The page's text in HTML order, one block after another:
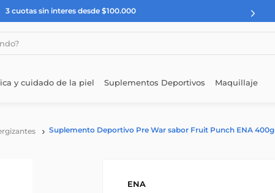
3 cuotas sin interes desde $100.000
y cuidado de la piel Suplementos Deportivos Maquillaje
Suplemento Deportivo Pre War sabor Fruit Punch ENA 400g
ENA